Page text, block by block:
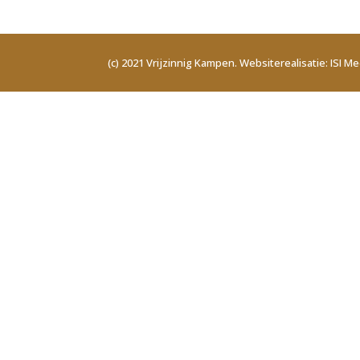
(c) 2021 Vrijzinnig Kampen. Websiterealisatie: ISI